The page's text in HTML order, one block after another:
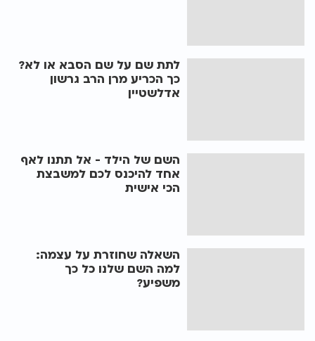
לתת שם על שם הסבא או לא?
כך הכריע מרן הרב גרשון
אדלשטיין
השם של הילד - אל תתנו לאף
אחד להיכנס לכם למשבצת
הכי אישית
השאלה שחוזרת על עצמה:
למה השם שלנו כל כך
משפיע?